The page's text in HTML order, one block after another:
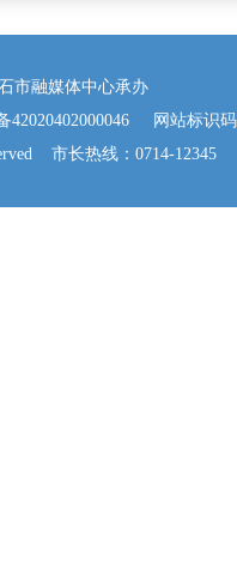
市融媒体中心承办
42020402000046 网站标识码
市长热线：0714-12345